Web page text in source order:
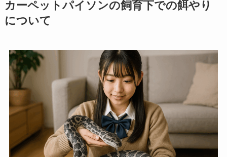
カーペットパイソンの飼育下での餌やり
について